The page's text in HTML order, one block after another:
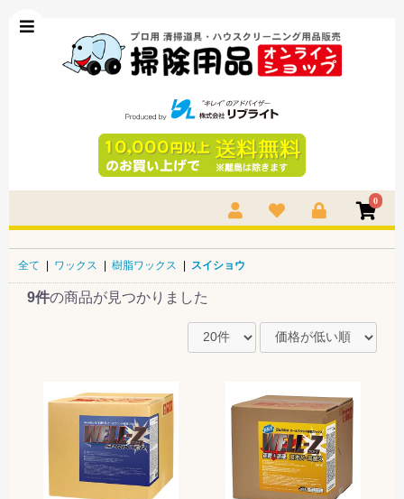
0
全て | ワックス | 樹脂ワックス | スイショウ
9件の商品が見つかりました